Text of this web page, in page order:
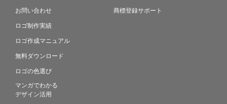
お問い合わせ
ロゴ制作実績
ロゴ作成マニュアル
無料ダウンロード
ロゴの色選び
マンガでわかる
デザイン活用
商標登録サポート